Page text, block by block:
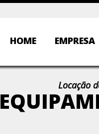
HOME EMPRESA
Locação